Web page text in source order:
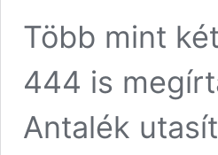
Több mint
444 is
Antalék